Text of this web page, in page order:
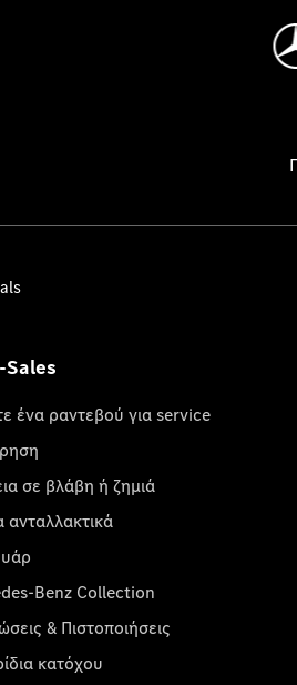
ένα ραντεβού για service
σε βλάβη ή ζημιά
ανταλλακτικά
Benz Collection
& Πιστοποιήσεις
κατόχου